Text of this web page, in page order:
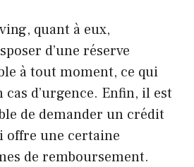
quant à eux,
d’une réserve
à tout moment, ce qui
d’urgence. Enfin, il est
de demander un crédit
offre une certaine
de remboursement.